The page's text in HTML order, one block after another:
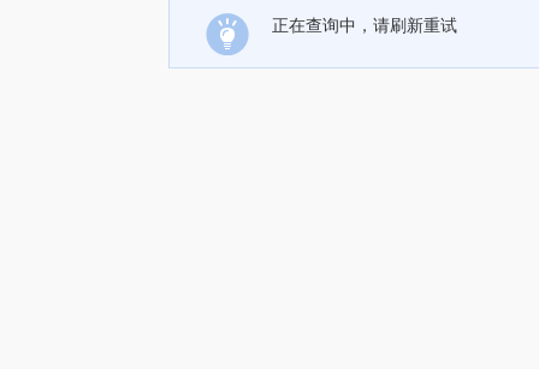
正在查询中，请刷新重试